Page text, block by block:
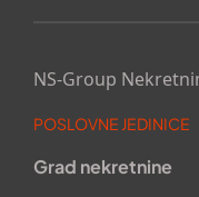
NS-Group
POSLOVNE JEDINICE
Grad nekretnine